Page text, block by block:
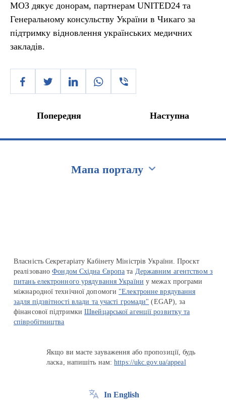
МОЗ дякує донорам, партнерам UNITED24 та
Генеральному консульству України в Чикаго за
підтримку відновлення українських медичних
закладів.
Попередня Наступна
Мапа порталу
Власність Секретаріату Кабінету Міністрів України. Проєкт
реалізованоФондом Східна Європа та Державним агентством з
питань електронного урядування України у межах програми
міжнародної технічної допомоги "Електронне врядування
задля підзвітності влади та участі громади" (EGAP), за
фінансової підтримкиШвейцарської агенції розвитку та
співробітництва
Якщо ви маєте зауваження або пропозиції, будь
ласка, напишіть нам:https://ukc.gov.ua/appeal
In English